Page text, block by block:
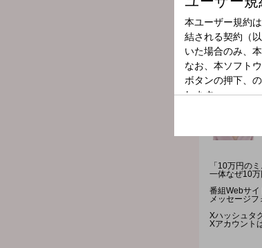
放送局
放送時間
番組名
「10万円の
一体なぜ10
番組Webサイ
メッセージフ
Xハッシュタ
Xアカウント